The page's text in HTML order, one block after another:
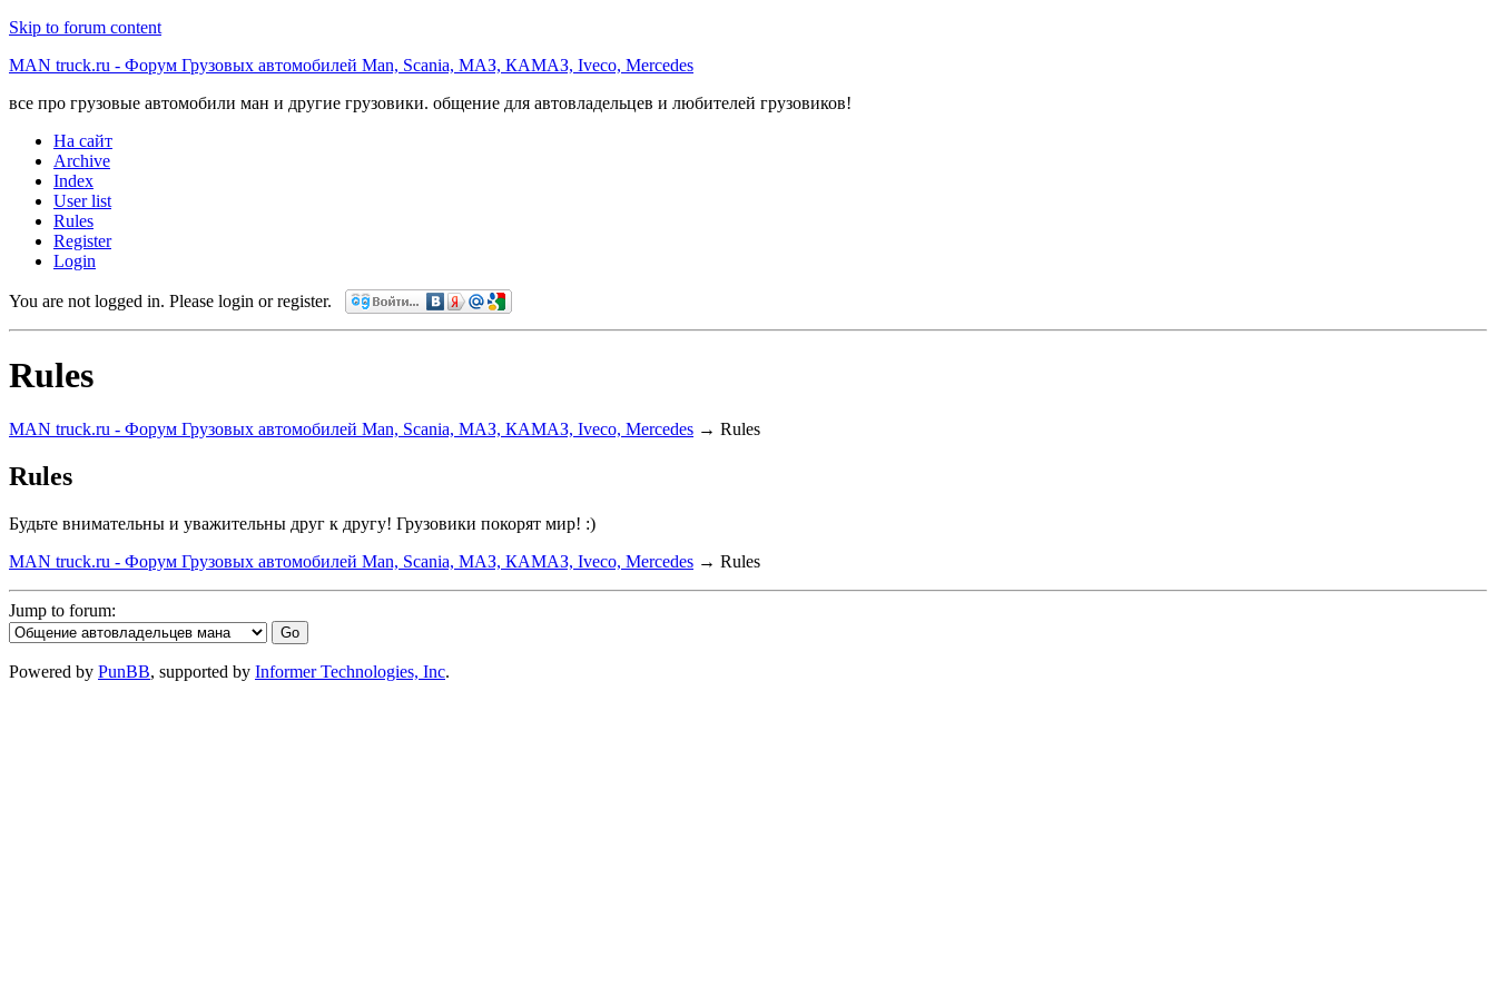
Skip to forum content
MAN truck.ru - Форум Грузовых автомобилей Man, Scania, МАЗ, КАМАЗ, Iveco, Mercedes
все про грузовые автомобили ман и другие грузовики. общение для автовладельцев и любителей грузовиков!
На сайт
Archive
Index
User list
Rules
Register
Login
You are not logged in. Please login or register.
Rules
MAN truck.ru - Форум Грузовых автомобилей Man, Scania, МАЗ, КАМАЗ, Iveco, Mercedes → Rules
Rules
Будьте внимательны и уважительны друг к другу! Грузовики покорят мир! :)
MAN truck.ru - Форум Грузовых автомобилей Man, Scania, МАЗ, КАМАЗ, Iveco, Mercedes → Rules
Jump to forum:
Powered by PunBB, supported by Informer Technologies, Inc.